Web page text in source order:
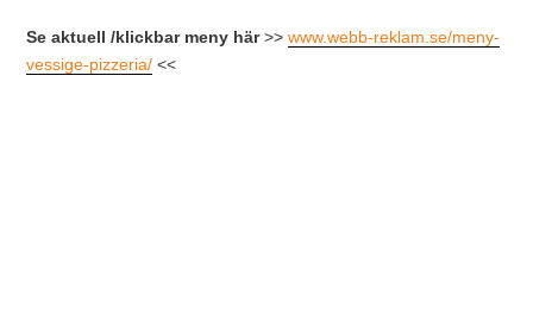
Se aktuell /klickbar meny här>>www.webb-reklam.se/meny-
vessige-pizzeria/ <<